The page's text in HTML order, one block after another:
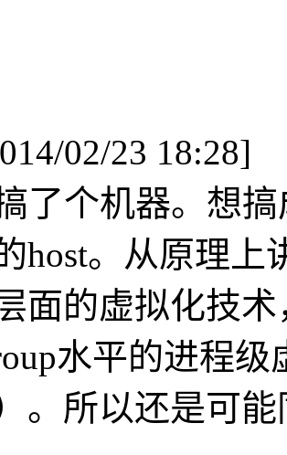
02/23 18:28]
了个机器。想搞
host。从原理
面的虚拟化技
水平的进程
。所以还是可